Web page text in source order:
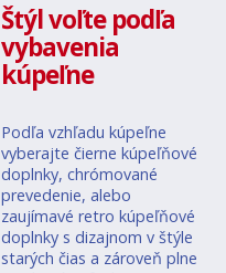
Štýl voľte podľa
vybavenia
kúpeľne
Podľa vzhľadu kúpeľne
vyberajte čierne kúpeľňové
doplnky, chrómované
prevedenie, alebo
zaujímavé retro kúpeľňové
doplnky s dizajnom v štýle
starých čias a zároveň plne